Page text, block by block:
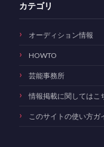
カテゴリ
オーディション情報
HOWTO
芸能事務所
情報掲載に関してはこ
このサイトの使い方ガ